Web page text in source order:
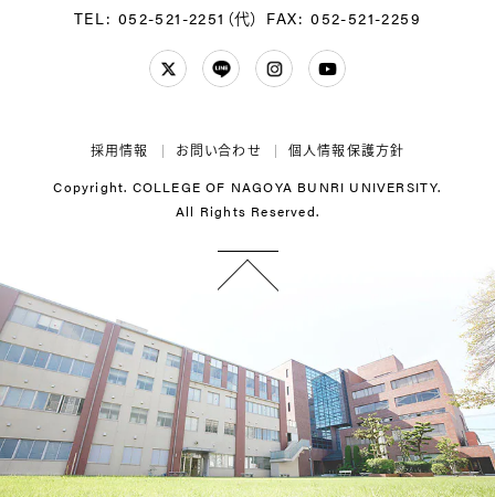
TEL: 052-521-2251（代） FAX: 052-521-2259
個人情報保護方針
お問い合わせ
採用情報
Copyright. COLLEGE OF NAGOYA BUNRI UNIVERSITY.
All Rights Reserved.